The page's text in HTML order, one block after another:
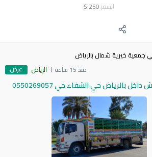
السعر 250
$
جمعية خيرية شمال بالرياض
منذ 15 ساعة
الرياض عرض
بالرياض حي الشفاء حي 0550269057